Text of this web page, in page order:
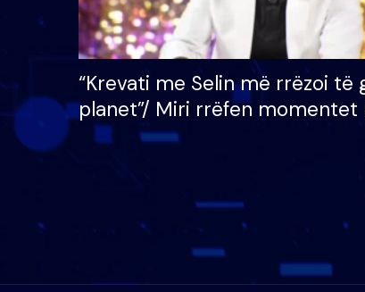
“Krevati me Selin më rrëzoi të
planet”/ Miri rrëfen momentet
bukura në shtëpinë e BB VIP: